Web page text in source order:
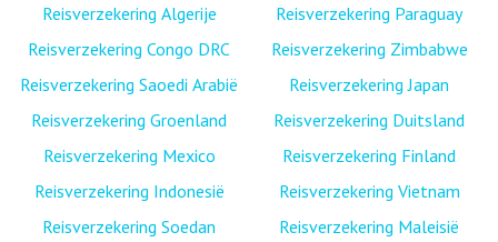
Reisverzekering Algerije
Reisverzekering Congo DRC
Reisverzekering Saoedi Arabië
Reisverzekering Groenland
Reisverzekering Mexico
Reisverzekering Indonesië
Reisverzekering Soedan
Reisverzekering Paraguay
Reisverzekering Zimbabwe
Reisverzekering Japan
Reisverzekering Duitsland
Reisverzekering Finland
Reisverzekering Vietnam
Reisverzekering Maleisië